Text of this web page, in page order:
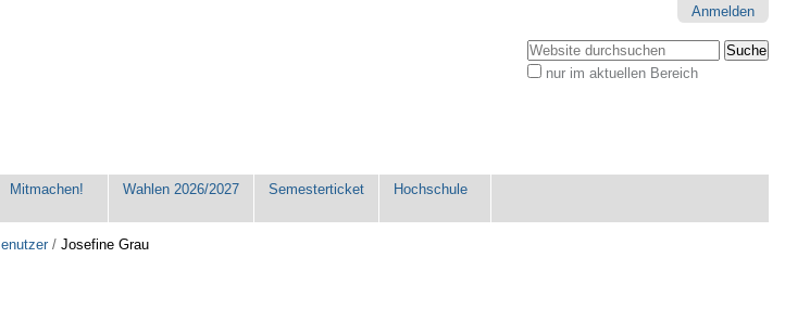
Anmelden
Website durchsuchen
nur im aktuellen Bereich
Mitmachen! Wahlen 2026/2027 Semesterticket Hochschule
/Josefine Grau